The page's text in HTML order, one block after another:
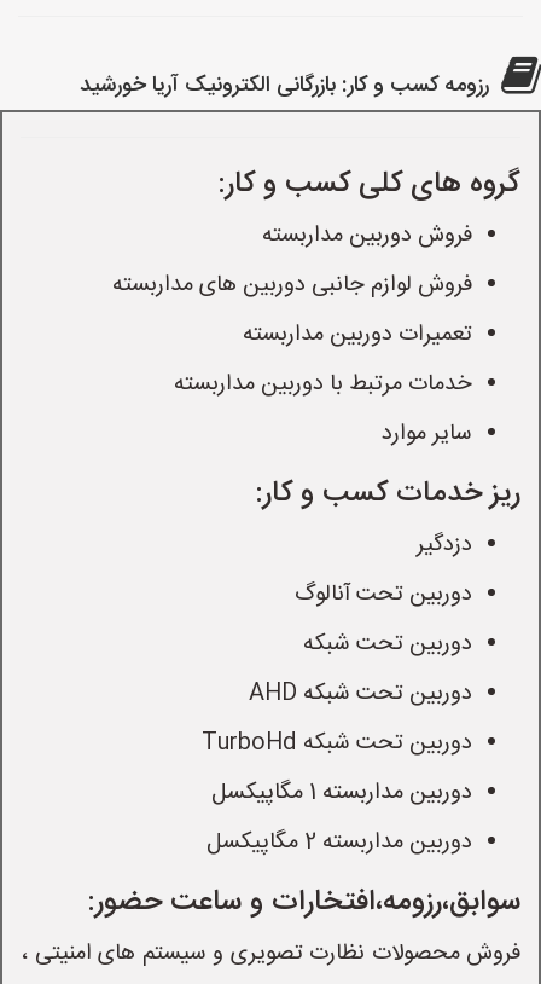
رزومه کسب و کار: بازرگانی الکترونیک آریا خورشید
گروه های کلی کسب و کار:
فروش دوربین مداربسته
فروش لوازم جانبی دوربین های مداربسته
تعمیرات دوربین مداربسته
خدمات مرتبط با دوربین مداربسته
سایر موارد
ریز خدمات کسب و کار:
دزدگیر
دوربین تحت آنالوگ
دوربین تحت شبکه
دوربین تحت شبکه AHD
دوربین تحت شبکه TurboHd
دوربین مداربسته 1 مگاپیکسل
دوربین مداربسته 2 مگاپیکسل
سوابق،رزومه،افتخارات و ساعت حضور:
فروش محصولات نظارت تصویری و سیستم های امنیتی ،